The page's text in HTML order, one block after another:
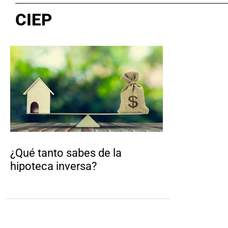
CIEP
¿Qué tanto sabes de la
hipoteca inversa?